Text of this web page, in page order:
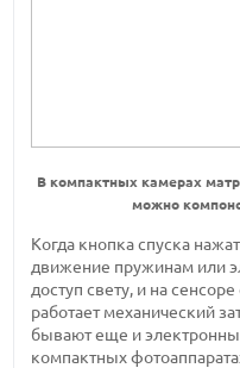
В компактных камерах
можно
Когда кнопка спуска
движение пружинам или
доступ свету, и на
работает механический
бывают еще и
компактных